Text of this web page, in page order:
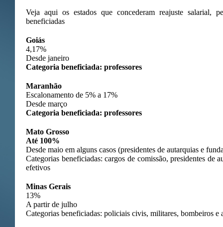
Veja aqui os estados que concederam reajuste salarial,
beneficiadas
Goiás
4,17%
Desde janeiro
Categoria beneficiada: professores
Maranhão
Escalonamento de 5% a 17%
Desde março
Categoria beneficiada: professores
Mato Grosso
Até 100%
Desde maio em alguns casos (presidentes de autarquias e
Categorias beneficiadas: cargos de comissão, presidentes de
efetivos
Minas Gerais
13%
A partir de julho
Categorias beneficiadas: policiais civis, militares, bombeiros e